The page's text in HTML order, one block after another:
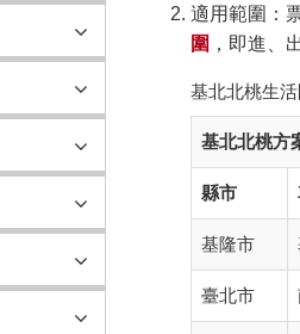
適用範圍：
圍 ，即進、
基北北桃生
基北北桃方
縣市
基隆市
臺北市